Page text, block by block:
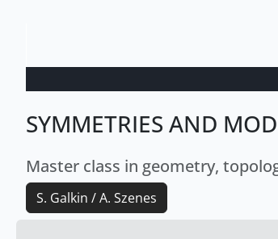
SYMMETRIES AND
Master class in geometry,
S. Galkin / A. Szenes